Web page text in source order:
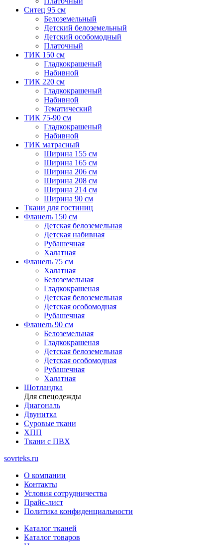
Ситец 95 см
Белоземельный
Детский белоземельный
Детский особомодный
Платочный
ТИК 150 см
Гладкокрашеный
Набивной
ТИК 220 см
Гладкокрашеный
Набивной
Тематический
ТИК 75-90 см
Гладкокрашеный
Набивной
ТИК матрасный
Ширина 155 см
Ширина 165 см
Ширина 206 см
Ширина 208 см
Ширина 214 см
Ширина 90 см
Ткани для гостиниц
Фланель 150 см
Детская белоземельная
Детская набивная
Рубашечная
Халатная
Фланель 75 см
Халатная
Белоземельная
Гладкокрашеная
Детская белоземельная
Детская особомодная
Рубашечная
Фланель 90 см
Белоземельная
Гладкокрашеная
Детская белоземельная
Детская особомодная
Рубашечная
Халатная
Шотландка
Для спецодежды
Диагональ
Двунитка
Суровые ткани
ХПП
Ткани с ПВХ
sovrteks.ru
О компании
Контакты
Условия сотрудничества
Прайс-лист
Политика конфиденциальности
Каталог тканей
Каталог товаров